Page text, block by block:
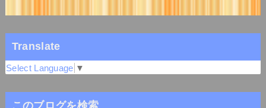
Translate
Select Language ▼
このブログを検索